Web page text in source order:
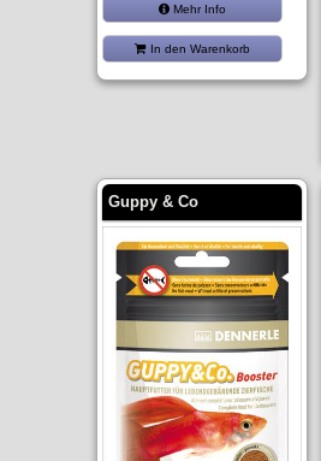
Mehr Info
In den Warenkorb
Guppy & Co